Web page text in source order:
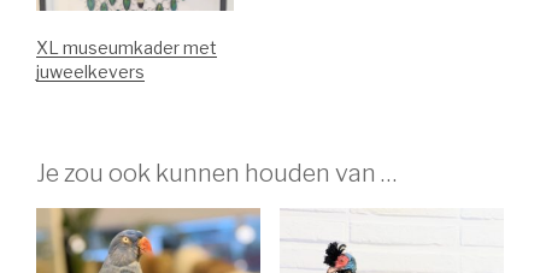
XL museumkader met
juweelkevers
Je zou ook kunnen houden van …